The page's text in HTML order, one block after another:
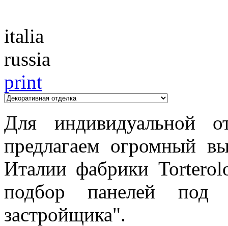
italia
russia
print
Для индивидуальной
предлагаем огромный
Италии фабрики
подбор панелей под
застройщика".